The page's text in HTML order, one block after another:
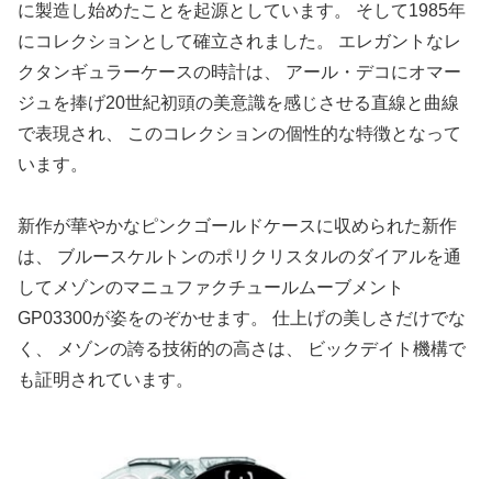
に製造し始めたことを起源としています。 そして1985年
にコレクションとして確立されました。 エレガントなレ
クタンギュラーケースの時計は、 アール・デコにオマー
ジュを捧げ20世紀初頭の美意識を感じさせる直線と曲線
で表現され、 このコレクションの個性的な特徴となって
います。
新作が華やかなピンクゴールドケースに収められた新作
は、 ブルースケルトンのポリクリスタルのダイアルを通
してメゾンのマニュファクチュールムーブメント
GP03300が姿をのぞかせます。 仕上げの美しさだけでな
く、 メゾンの誇る技術的の高さは、 ビックデイト機構で
も証明されています。